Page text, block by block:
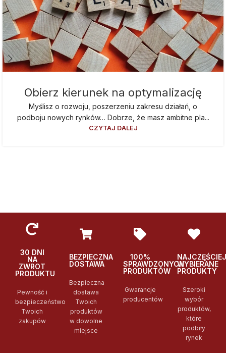
Obierz kierunek na optymalizację
Myślisz o rozwoju, poszerzeniu zakresu działań, o
podboju nowych rynków… Dobrze, że masz ambitne pla...
CZYTAJ DALEJ
30 DNI
NA
ZWROT
PRODUKTU
Pewność i
bezpieczeństwo
Twoich
zakupów
BEZPIECZNA
DOSTAWA
Bezpieczna
dostawa
Twoich
produktów
w dowolne
miejsce
100%
SPRAWDZONYCH
PRODUKTÓW
Gwarancje
producentów
NAJCZĘŚCIEJ
WYBIERANE
PRODUKTY
Szeroki
wybór
produktów,
które
podbiły
rynek